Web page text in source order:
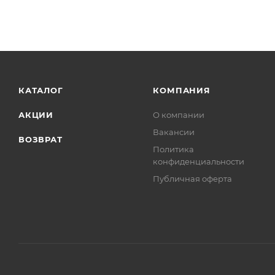
КАТАЛОГ
АКЦИИ
ВОЗВРАТ
КОМПАНИЯ
О компании
Вакансии
Политика
конфиденциальности
Публичная оферта